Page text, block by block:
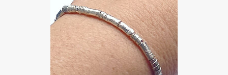
Deze
optie
kan
gekozen
worden
op